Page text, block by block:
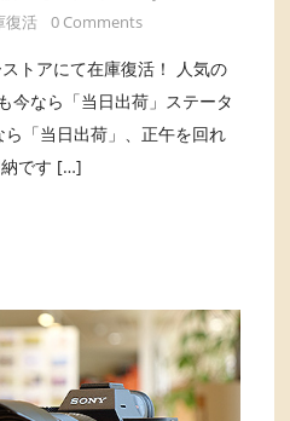
復活 0 Comments
トアにて在庫復活！ 人気の
今なら「当日出荷」ステータ
「当日出荷」、正午を回れ
納です […]